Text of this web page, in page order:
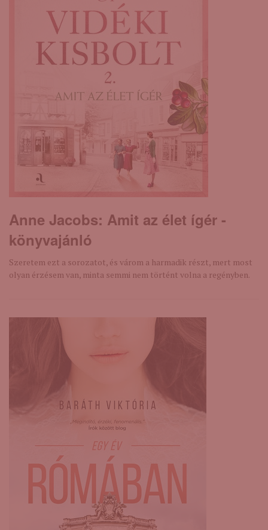
Anne Jacobs: Amit ​az élet ígér -
könyvajánló
Szeretem ezt a sorozatot, és várom a harmadik részt, mert most
olyan érzésem van, minta semmi nem történt volna a regényben.